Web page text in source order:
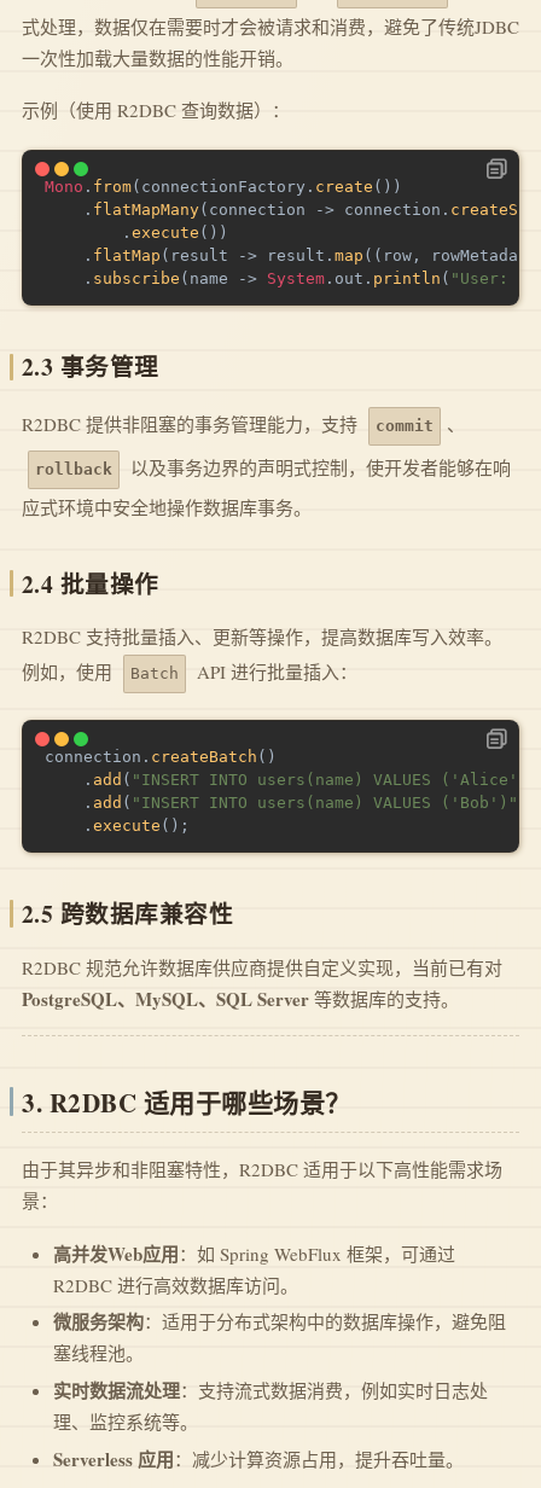
式处理，数据仅在需要时才会被请求和消费，避免了传统JDBC
一次性加载大量数据的性能开销。
示例（使用 R2DBC 查询数据）：
Mono . from( connectionFactory . create ( ) )
. flatMapMany( connection -> connection .
. execute ( ) )
. flatMap ( result -> result . map ( ( row , rowMetadata
. subscribe ( name -> System . out . println ( "User: "
2.3 事务管理
R2DBC 提供非阻塞的事务管理能力，支持 commit 、
rollback
以及事务边界的声明式控制，使开发者能够在响
应式环境中安全地操作数据库事务。
2.4 批量操作
R2DBC 支持批量插入、更新等操作，提高数据库写入效率。
例如，使用
Batch API 进行批量插入：
connection . createBatch ( )
. add ( "INSERT INTO users(name) VALUES ('Alice')"
. add ( "INSERT INTO users(name) VALUES ('Bob')"
. execute ( ) ;
2.5 跨数据库兼容性
R2DBC 规范允许数据库供应商提供自定义实现，当前已有对
PostgreSQL、MySQL、SQL Server 等数据库的支持。
3. R2DBC 适用于哪些场景？
由于其异步和非阻塞特性，R2DBC 适用于以下高性能需求场
景：
高并发Web应用：如 Spring WebFlux 框架，可通过
R2DBC 进行高效数据库访问。
微服务架构：适用于分布式架构中的数据库操作，避免阻
塞线程池。
实时数据流处理：支持流式数据消费，例如实时日志处
理、监控系统等。
Serverless 应用：减少计算资源占用，提升吞吐量。